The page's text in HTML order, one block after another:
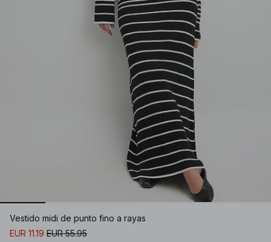
Vestido midi de punto fino a rayas
EUR 11.19 EUR 55.95